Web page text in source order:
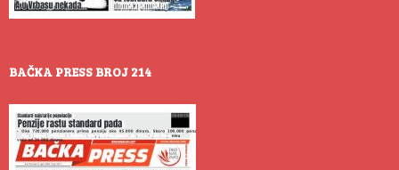
BAČKA PRESS BROJ 214